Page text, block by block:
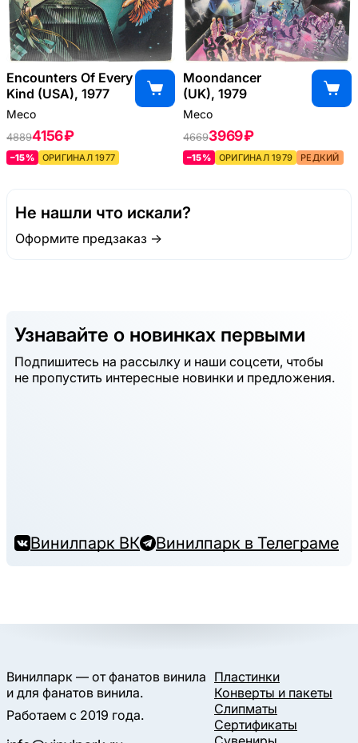
Encounters Of Every
Kind (USA), 1977
Meco
48894156 ₽
–15% ОРИГИНАЛ 1977
Moondancer
(UK), 1979
Meco
46693969 ₽
–15% ОРИГИНАЛ 1979 РЕДКИЙ
Не нашли что искали?
Оформите предзаказ →
Узнавайте о новинках первыми
Подпишитесь на рассылку и наши соцсети, чтобы
не пропустить интересные новинки и предложения.
Винилпарк ВК Винилпарк в Телеграме
Винилпарк — от фанатов винила
и для фанатов винила.
Работаем с 2019 года.
Пластинки
Конверты и пакеты
Слипматы
Сертификаты